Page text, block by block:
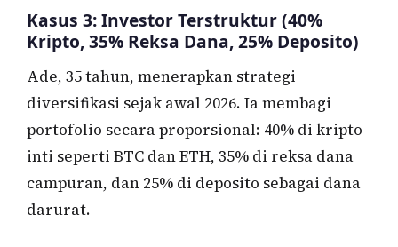
Kasus 3: Investor Terstruktur (40%
Kripto, 35% Reksa Dana, 25% Deposito)
Ade, 35 tahun, menerapkan strategi
diversifikasi sejak awal 2026. Ia membagi
portofolio secara proporsional: 40% di kripto
inti seperti BTC dan ETH, 35% di reksa dana
campuran, dan 25% di deposito sebagai dana
darurat.